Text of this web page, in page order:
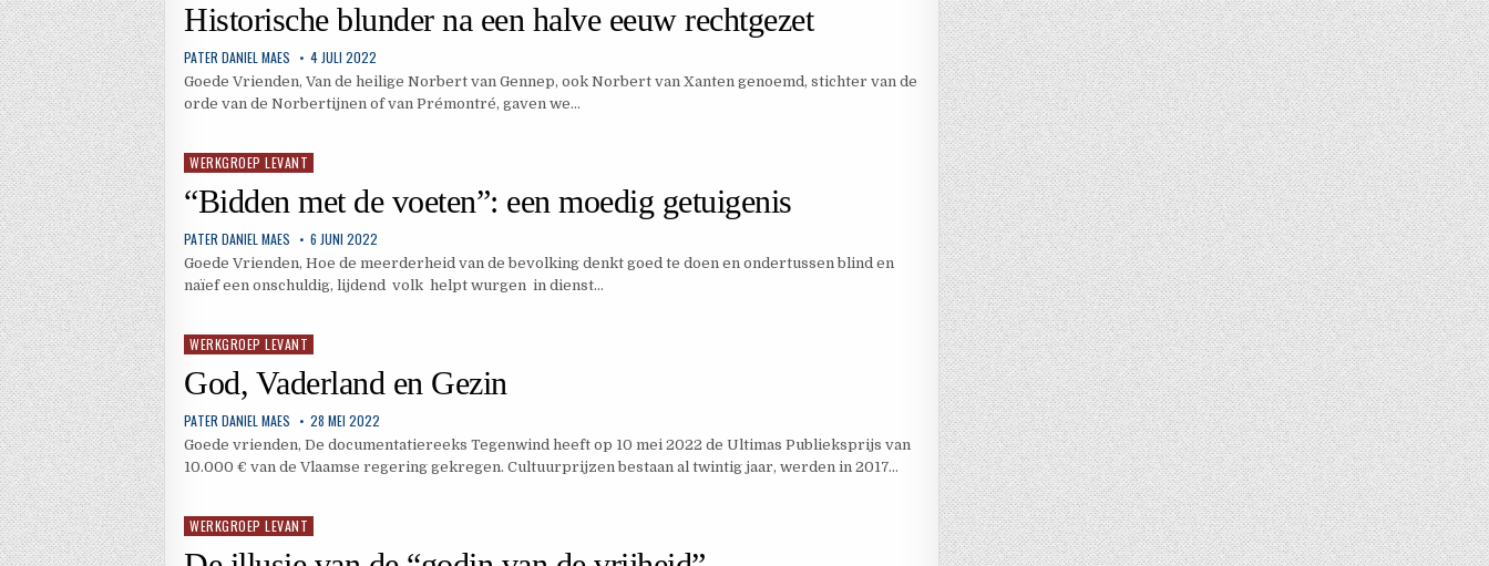
Historische blunder na een halve eeuw rechtgezet
PATER DANIEL MAES 4 JULI 2022
Goede Vrienden, Van de heilige Norbert van Gennep, ook Norbert van Xanten genoemd, stichter van de
orde van de Norbertijnen of van Prémontré, gaven we…
Geplaatst
WERKGROEP LEVANT
“Bidden met de voeten”: een moedig getuigenis
PATER DANIEL MAES 6 JUNI 2022
Goede Vrienden, Hoe de meerderheid van de bevolking denkt goed te doen en ondertussen blind en
naïef een onschuldig, lijdend volk helpt wurgen in dienst…
Geplaatst
WERKGROEP LEVANT
God, Vaderland en Gezin
PATER DANIEL MAES 28 MEI 2022
Goede vrienden, De documentatiereeks Tegenwind heeft op 10 mei 2022 de Ultimas Publieksprijs van
10.000 € van de Vlaamse regering gekregen. Cultuurprijzen bestaan al twintig jaar, werden in 2017…
Geplaatst
WERKGROEP LEVANT